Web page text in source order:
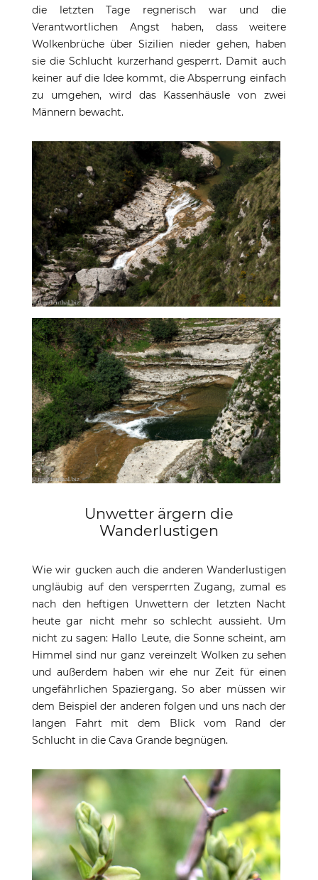
die letzten Tage regnerisch war und die
Verantwortlichen Angst haben, dass weitere
Wolkenbrüche über Sizilien nieder gehen, haben
sie die Schlucht kurzerhand gesperrt. Damit auch
keiner auf die Idee kommt, die Absperrung einfach
zu umgehen, wird das Kassenhäusle von zwei
Männern bewacht.
Unwetter ärgern die
Wanderlustigen
Wie wir gucken auch die anderen Wanderlustigen
ungläubig auf den versperrten Zugang, zumal es
nach den heftigen Unwettern der letzten Nacht
heute gar nicht mehr so schlecht aussieht. Um
nicht zu sagen: Hallo Leute, die Sonne scheint, am
Himmel sind nur ganz vereinzelt Wolken zu sehen
und außerdem haben wir ehe nur Zeit für einen
ungefährlichen Spaziergang. So aber müssen wir
dem Beispiel der anderen folgen und uns nach der
langen Fahrt mit dem Blick vom Rand der
Schlucht in die Cava Grande begnügen.